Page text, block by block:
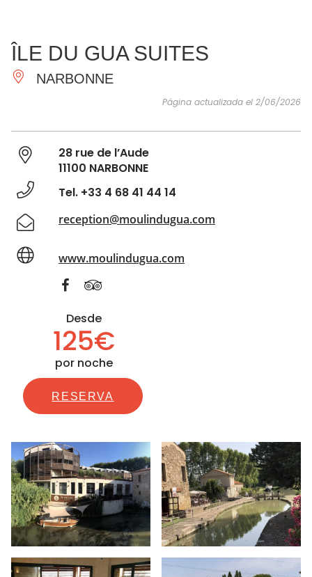
IMPRESCINDIBLES
HACER
INSPIRACIONES
ÎLE DU GUA SUITES
NARBONNE
Página actualizada el 2/06/2026
28 rue de l’Aude
11100 NARBONNE
Tel. +33 4 68 41 44 14
reception@moulindugua.com
www.moulindugua.com
Desde
125€
por noche
RESERVA